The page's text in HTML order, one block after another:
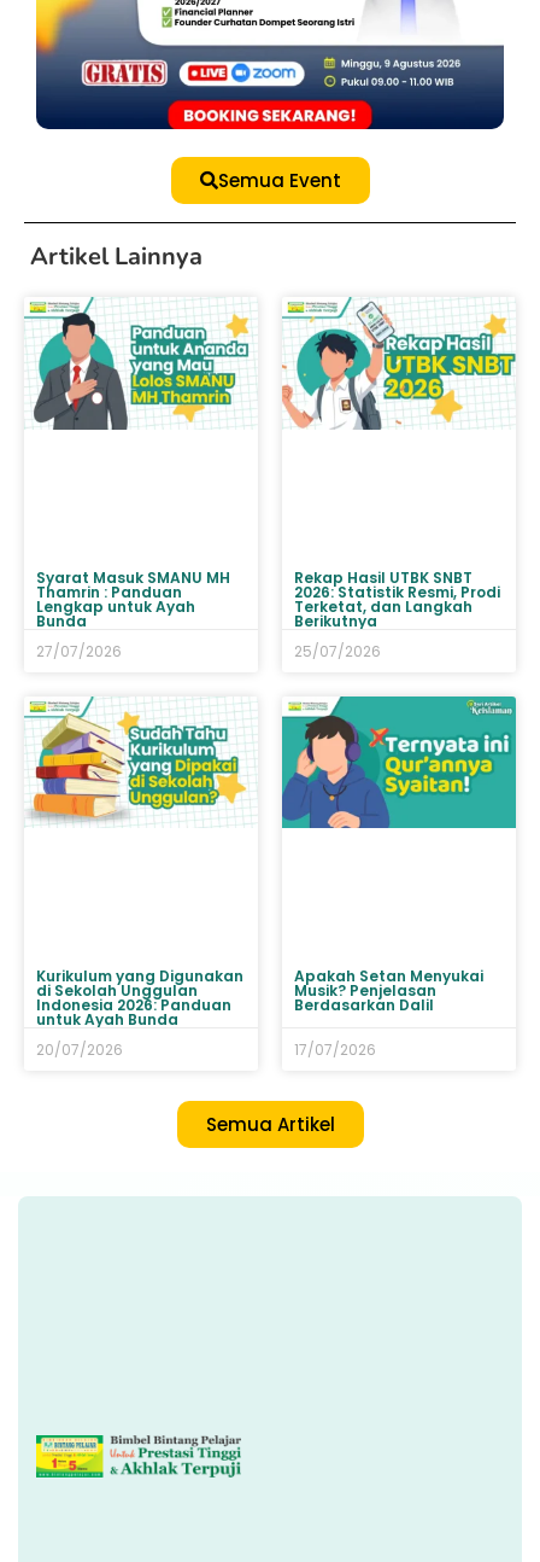
Semua Event
Artikel Lainnya
Syarat Masuk SMANU MH
Thamrin : Panduan
Lengkap untuk Ayah
Bunda
27/07/2026
Rekap Hasil UTBK SNBT
2026: Statistik Resmi, Prodi
Terketat, dan Langkah
Berikutnya
25/07/2026
Kurikulum yang Digunakan
di Sekolah Unggulan
Indonesia 2026: Panduan
untuk Ayah Bunda
20/07/2026
Apakah Setan Menyukai
Musik? Penjelasan
Berdasarkan Dalil
17/07/2026
Semua Artikel